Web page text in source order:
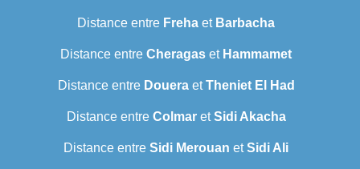
Distance entre Freha et Barbacha
Distance entre Cheragas et Hammamet
Distance entre DoueraetTheniet El Had
Distance entre ColmaretSidi Akacha
Distance entre Sidi Merouan etSidi Ali